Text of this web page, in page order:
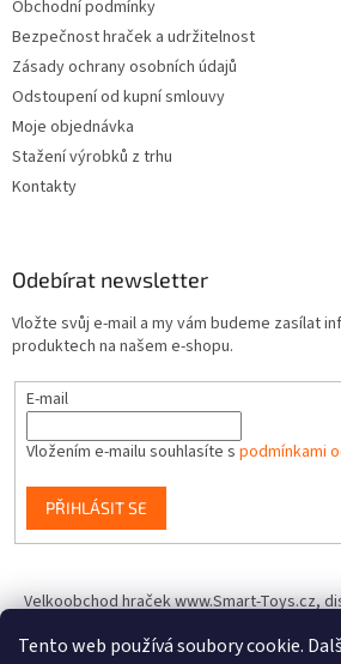
Tento web používá soubory cookie.
Obchodní podmínky
Bezpečnost hraček a udržitelnost
Zásady ochrany osobních údajů
Odstoupení od kupní smlouvy
Moje objednávka
Stažení výrobků z trhu
Kontakty
Odebírat newsletter
Vložte svůj e-mail a my vám budeme zasílat
produktech na našem e-shopu.
E-mail
Vložením e-mailu souhlasíte s podmínkami
PŘIHLÁSIT SE
Velkoobchod hraček www.Smart-Toys.cz,